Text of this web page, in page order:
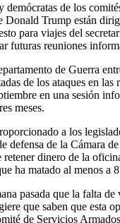
demócratas de los
Donald Trump están
para viajes del
futuras reuniones
de Guerra
de los ataques en
en una sesión
meses.
a los
defensa de la Cámara
dinero de la
ha matado al menos a
pasada que la falta
que saben que
de Servicios